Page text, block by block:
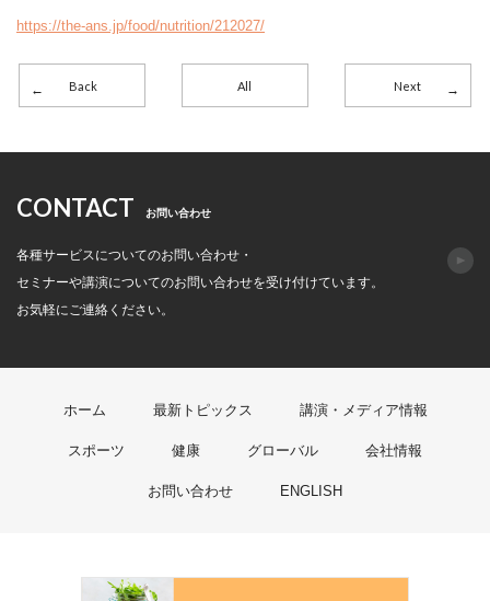
https://the-ans.jp/food/nutrition/212027/
Back All Next
CONTACT お問い合わせ
各種サービスについてのお問い合わせ・
セミナーや講演についてのお問い合わせを受け付けています。
お気軽にご連絡ください。
ホーム 最新トピックス 講演・メディア情報
スポーツ 健康 グローバル 会社情報
お問い合わせ ENGLISH